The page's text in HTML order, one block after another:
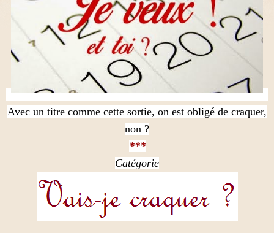
Avec un titre comme cette sortie, on est obligé de craquer,
non ?
***
Catégorie